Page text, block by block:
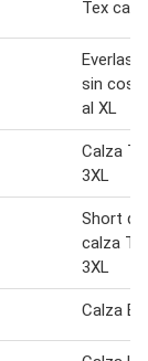
Tex
Everlast
sin
al XL
Calza
3XL
Short
calza
3XL
Calza